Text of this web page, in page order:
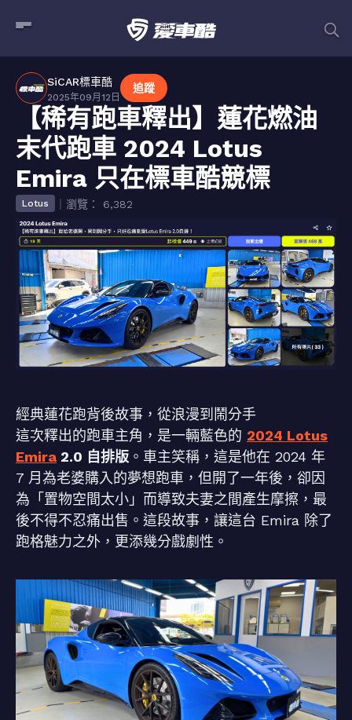
SiCAR標車酷
2025年09月12日
追蹤
【稀有跑車釋出】蓮花燃油
末代跑車 2024 Lotus
Emira 只在標車酷競標
Lotus ｜瀏覽： 6,382
經典蓮花跑背後故事，從浪漫到鬧分手
這次釋出的跑車主角，是一輛藍色的 2024 Lotus
Emira 2.0 自排版 。車主笑稱，這是他在 2024 年
7 月為老婆購入的夢想跑車，但開了一年後，卻因
為「置物空間太小」而導致夫妻之間產生摩擦，最
後不得不忍痛出售。這段故事，讓這台 Emira 除了
跑格魅力之外，更添幾分戲劇性。